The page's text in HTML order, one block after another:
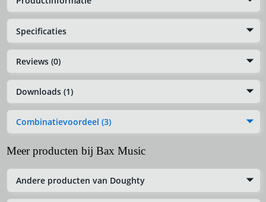
Specificaties
Reviews (0)
Downloads (1)
Combinatievoordeel (3)
Meer producten bij Bax Music
Andere producten van Doughty